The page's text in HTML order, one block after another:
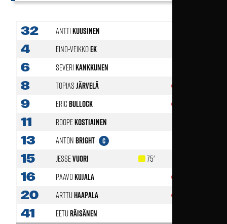
32 AnttiKuusinen
4 Eino-VeikkoEk
6 SeveriKankkunen
8 TopiasJärvelä
9 EricBullock
11 RoopeKostiainen
13 AntonBright C
15 JesseVuori 75'
16 PaavoKujala
20 ArttuHaapala
41 EetuRäisänen